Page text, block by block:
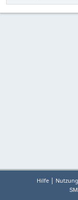
Hilfe |